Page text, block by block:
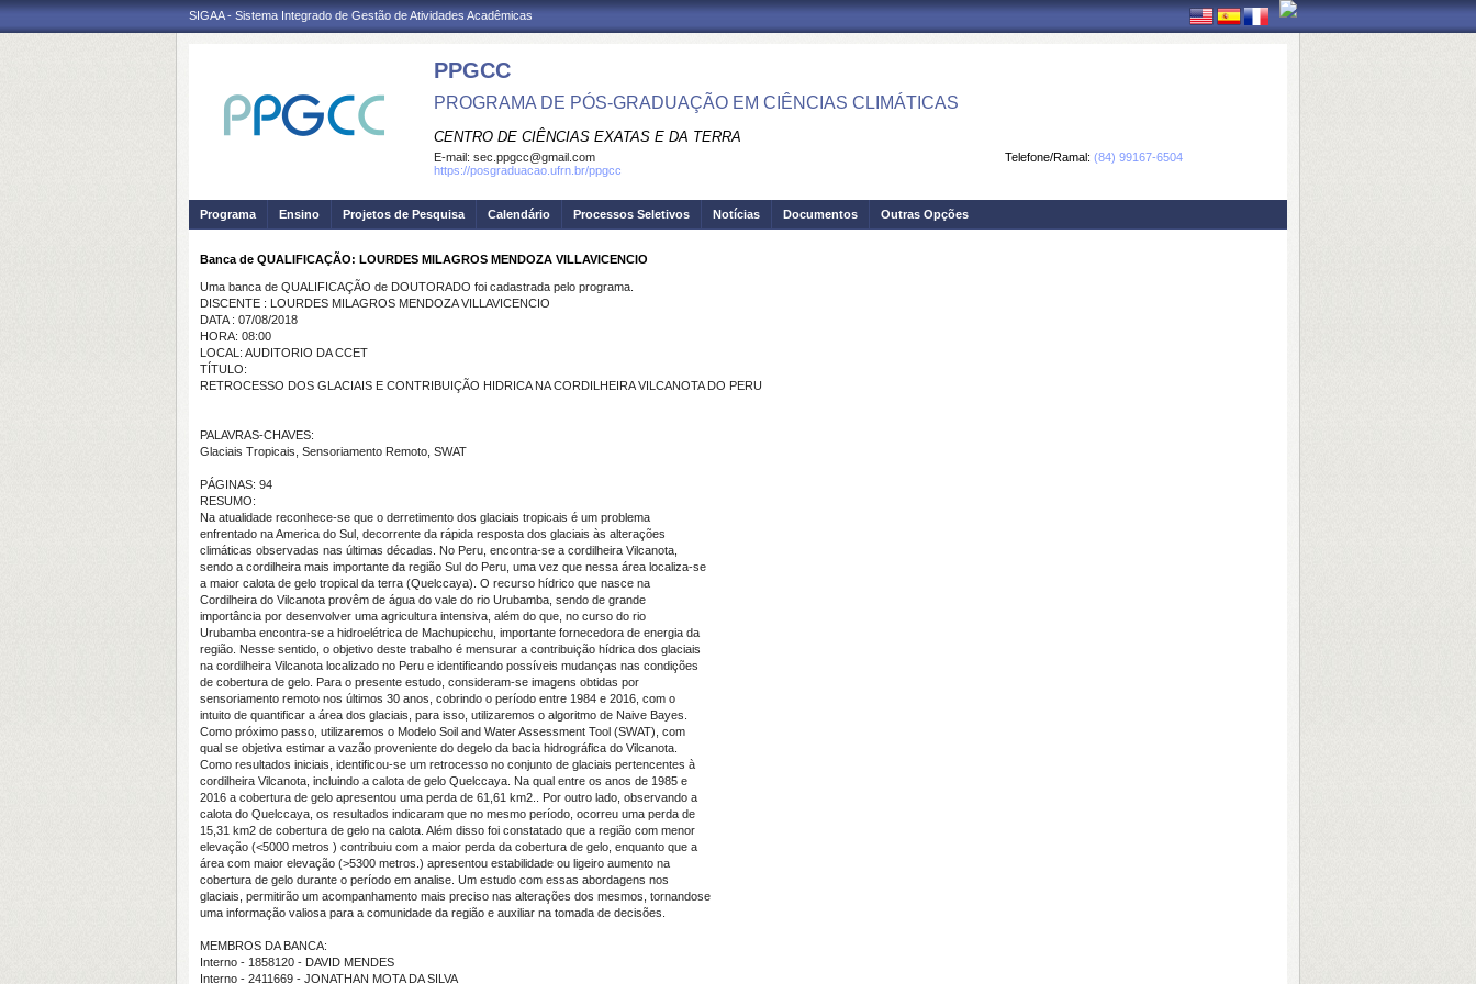
SIGAA - Sistema Integrado de Gestão de Atividades Acadêmicas
PPGCC
PROGRAMA DE PÓS-GRADUAÇÃO EM CIÊNCIAS CLIMÁTICAS
CENTRO DE CIÊNCIAS EXATAS E DA TERRA
Telefone/Ramal: (84) 99167-6504
E-mail: sec.ppgcc@gmail.com
https://posgraduacao.ufrn.br/ppgcc
Programa Ensino Projetos de Pesquisa Calendário Processos Seletivos Notícias Documentos Outras Opções
Banca de QUALIFICAÇÃO: LOURDES MILAGROS MENDOZA VILLAVICENCIO
Uma banca de QUALIFICAÇÃO de DOUTORADO foi cadastrada pelo programa.
DISCENTE : LOURDES MILAGROS MENDOZA VILLAVICENCIO
DATA : 07/08/2018
HORA: 08:00
LOCAL: AUDITORIO DA CCET
TÍTULO:
RETROCESSO DOS GLACIAIS E CONTRIBUIÇÃO HIDRICA NA CORDILHEIRA VILCANOTA DO PERU
PALAVRAS-CHAVES:
Glaciais Tropicais, Sensoriamento Remoto, SWAT
PÁGINAS: 94
RESUMO:
Na atualidade reconhece-se que o derretimento dos glaciais tropicais é um problema
enfrentado na America do Sul, decorrente da rápida resposta dos glaciais às alterações
climáticas observadas nas últimas décadas. No Peru, encontra-se a cordilheira Vilcanota,
sendo a cordilheira mais importante da região Sul do Peru, uma vez que nessa área localiza-se
a maior calota de gelo tropical da terra (Quelccaya). O recurso hídrico que nasce na
Cordilheira do Vilcanota provêm de água do vale do rio Urubamba, sendo de grande
importância por desenvolver uma agricultura intensiva, além do que, no curso do rio
Urubamba encontra-se a hidroelétrica de Machupicchu, importante fornecedora de energia da
região. Nesse sentido, o objetivo deste trabalho é mensurar a contribuição hídrica dos glaciais
na cordilheira Vilcanota localizado no Peru e identificando possíveis mudanças nas condições
de cobertura de gelo. Para o presente estudo, consideram-se imagens obtidas por
sensoriamento remoto nos últimos 30 anos, cobrindo o período entre 1984 e 2016, com o
intuito de quantificar a área dos glaciais, para isso, utilizaremos o algoritmo de Naive Bayes.
Como próximo passo, utilizaremos o Modelo Soil and Water Assessment Tool (SWAT), com
qual se objetiva estimar a vazão proveniente do degelo da bacia hidrográfica do Vilcanota.
Como resultados iniciais, identificou-se um retrocesso no conjunto de glaciais pertencentes à
cordilheira Vilcanota, incluindo a calota de gelo Quelccaya. Na qual entre os anos de 1985 e
2016 a cobertura de gelo apresentou uma perda de 61,61 km2.. Por outro lado, observando a
calota do Quelccaya, os resultados indicaram que no mesmo período, ocorreu uma perda de
15,31 km2 de cobertura de gelo na calota. Além disso foi constatado que a região com menor
elevação (<5000 metros ) contribuiu com a maior perda da cobertura de gelo, enquanto que a
área com maior elevação (>5300 metros.) apresentou estabilidade ou ligeiro aumento na
cobertura de gelo durante o período em analise. Um estudo com essas abordagens nos
glaciais, permitirão um acompanhamento mais preciso nas alterações dos mesmos, tornandose
uma informação valiosa para a comunidade da região e auxiliar na tomada de decisões.
MEMBROS DA BANCA:
Interno - 1858120 - DAVID MENDES
Interno - 2411669 - JONATHAN MOTA DA SILVA